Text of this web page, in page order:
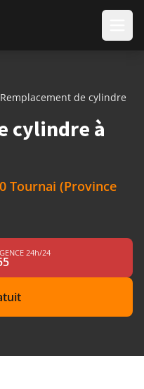
Remplacement de cylindre
cylindre à
Tournai (Province
24h/24